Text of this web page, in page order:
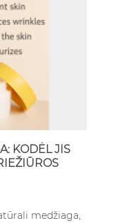
KODĖL JIS
medžiaga,